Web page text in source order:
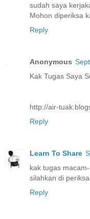
sudah saya
Mohon diperiksa
Reply
Anonymous
Kak Tugas Saya
http://air-
Reply
Learn To Share
kak tugas
silahkan di periksa.
Reply